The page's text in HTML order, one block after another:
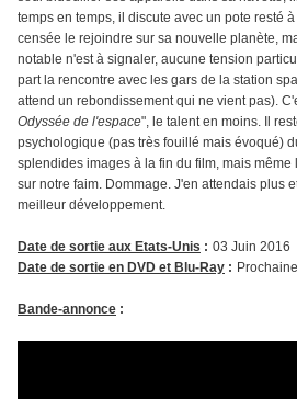
temps en temps, il discute avec un pote resté
censée le rejoindre sur sa nouvelle planète,
notable n'est à signaler, aucune tension
part la rencontre avec les gars de la station
attend un rebondissement qui ne vient pas).
Odyssée de l'espace", le talent en moins. Il
psychologique (pas très fouillé mais évoqué)
splendides images à la fin du film, mais
sur notre faim. Dommage. J'en attendais plus
meilleur développement.
Date de sortie aux Etats-Unis : 03 Juin 2016
Date de sortie en DVD et Blu-Ray :
Bande-annonce :